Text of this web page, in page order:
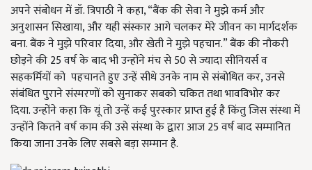
अपने संबोधन में डॉ. त्रिपाठी ने कहा, “बैंक की सेवा ने मुझे कर्म और
अनुशासन सिखाया, और यही संस्कार आगे चलकर मेरे जीवन का मार्गदर्शक
बना. बैंक ने मुझे परिवार दिया, और खेती ने मुझे पहचान.” बैंक की नौकरी
छोड़ने की 25 वर्ष के बाद भी उन्होंने मंच से 50 से ज्यादा सीनियर्स व
सहकर्मियों को पहचानते हुए उन्हें सीधे उनके नाम से संबोधित कर, उनसे
संबंधित पुराने संस्मरणों को सुनाकर सबको चकित तथा भावविभोर कर
दिया. उन्होंने कहा कि यूं तो उन्हें कई पुरस्कार प्राप्त हुई है किंतु जिस संस्था में
उन्होंने कितने वर्ष काम की उसे संस्था के द्वारा आज 25 वर्ष बाद सम्मानित
किया जाना उनके लिए सबसे बड़ा सम्मान है.